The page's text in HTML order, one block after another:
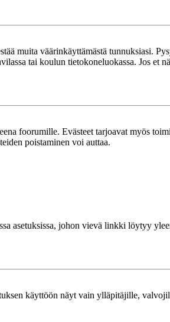
muita väärinkäyttämästä tunnuksiasi.
tai koulun tietokoneluokassa. Jos et
foorumille. Evästeet tarjoavat myös
poistaminen voi auttaa.
asetuksissa, johon vievä linkki löytyy
käyttöön näyt vain ylläpitäjille,